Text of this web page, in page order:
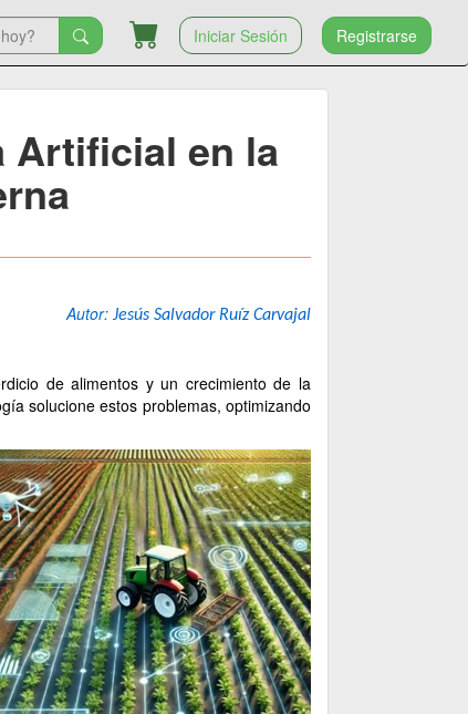
Iniciar Sesión Registrarse
Artificial en la
Autor: Jesús Salvador Ruíz Carvajal
de alimentos y un crecimiento de la
solucione estos problemas, optimizando